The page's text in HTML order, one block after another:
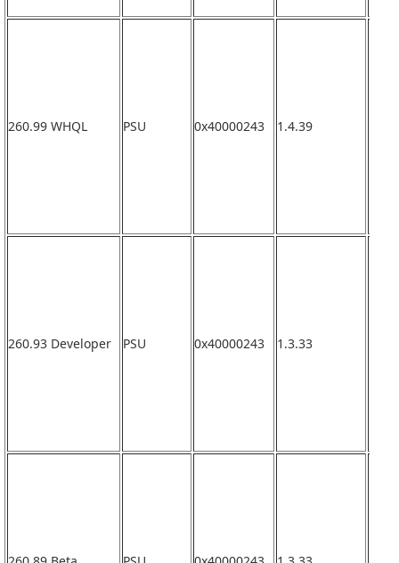
260.99 WHQL PSU 0x40000243 1.4.39
260.93 Developer PSU 0x40000243 1.3.33